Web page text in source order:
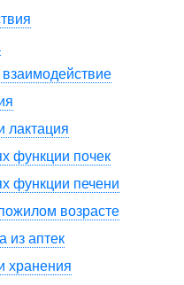
лактация
функции почек
функции печени
возрасте
из аптек
хранения